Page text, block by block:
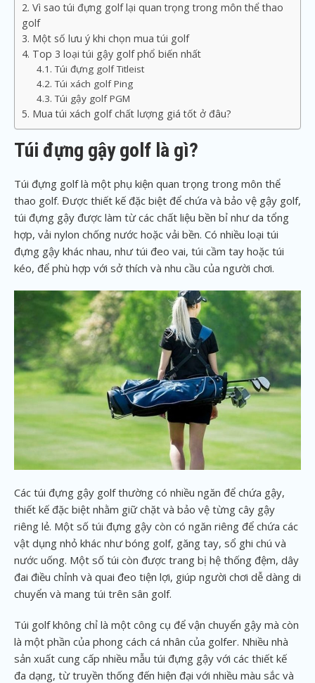
Vì sao túi đựng golf lại quan trọng trong môn thể thao
golf
Một số lưu ý khi chọn mua túi golf
Top 3 loại túi gậy golf phổ biến nhất
Túi đựng golf Titleist
Túi xách golf Ping
Túi gậy golf PGM
Mua túi xách golf chất lượng giá tốt ở đâu?
Túi đựng gậy golf là gì?
Túi đựng golf là một phụ kiện quan trọng trong môn thể
thao golf. Được thiết kế đặc biệt để chứa và bảo vệ gậy golf,
túi đựng gậy được làm từ các chất liệu bền bỉ như da tổng
hợp, vải nylon chống nước hoặc vải bền. Có nhiều loại túi
đựng gậy khác nhau, như túi đeo vai, túi cầm tay hoặc túi
kéo, để phù hợp với sở thích và nhu cầu của người chơi.
Các túi đựng gậy golf thường có nhiều ngăn để chứa gậy,
thiết kế đặc biệt nhằm giữ chặt và bảo vệ từng cây gậy
riêng lẻ. Một số túi đựng gậy còn có ngăn riêng để chứa các
vật dụng nhỏ khác như bóng golf, găng tay, sổ ghi chú và
nước uống. Một số túi còn được trang bị hệ thống đệm, dây
đai điều chỉnh và quai đeo tiện lợi, giúp người chơi dễ dàng di
chuyển và mang túi trên sân golf.
Túi golf không chỉ là một công cụ để vận chuyển gậy mà còn
là một phần của phong cách cá nhân của golfer. Nhiều nhà
sản xuất cung cấp nhiều mẫu túi đựng gậy với các thiết kế
đa dạng, từ truyền thống đến hiện đại với nhiều màu sắc và